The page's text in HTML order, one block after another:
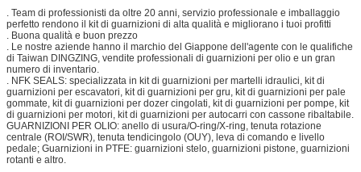
. Team di professionisti da oltre 20 anni, servizio professionale e imballaggio
perfetto rendono il kit di guarnizioni di alta qualità e migliorano i tuoi profitti
. Buona qualità e buon prezzo
. Le nostre aziende hanno il marchio del Giappone dell'agente con le qualifiche
di Taiwan DINGZING, vendite professionali di guarnizioni per olio e un gran
numero di inventario.
. NFK SEALS: specializzata in kit di guarnizioni per martelli idraulici, kit di
guarnizioni per escavatori, kit di guarnizioni per gru, kit di guarnizioni per pale
gommate, kit di guarnizioni per dozer cingolati, kit di guarnizioni per pompe, kit
di guarnizioni per motori, kit di guarnizioni per autocarri con cassone ribaltabile.
GUARNIZIONI PER OLIO: anello di usura/O-ring/X-ring, tenuta rotazione
centrale (ROI/SWR), tenuta tendicingolo (OUY), leva di comando e livello
pedale; Guarnizioni in PTFE: guarnizioni stelo, guarnizioni pistone, guarnizioni
rotanti e altro.